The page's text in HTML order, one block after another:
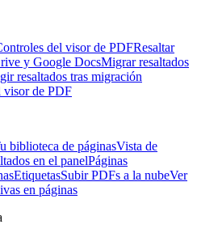
del visor de PDFResaltar
y Google DocsMigrar resaltados
resaltados tras migración
visor de PDF
biblioteca de páginasVista de
en el panelPáginas
EtiquetasSubir PDFs a la nubeVer
en páginas